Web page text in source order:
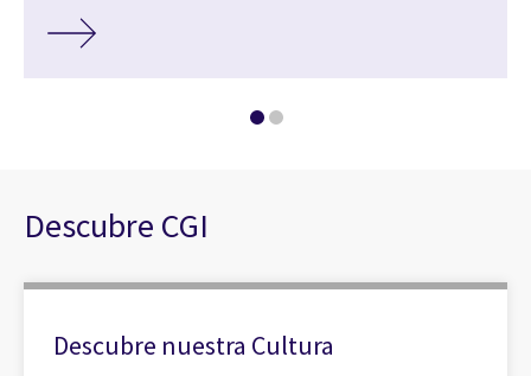
Descubre CGI
Descubre nuestra Cultura